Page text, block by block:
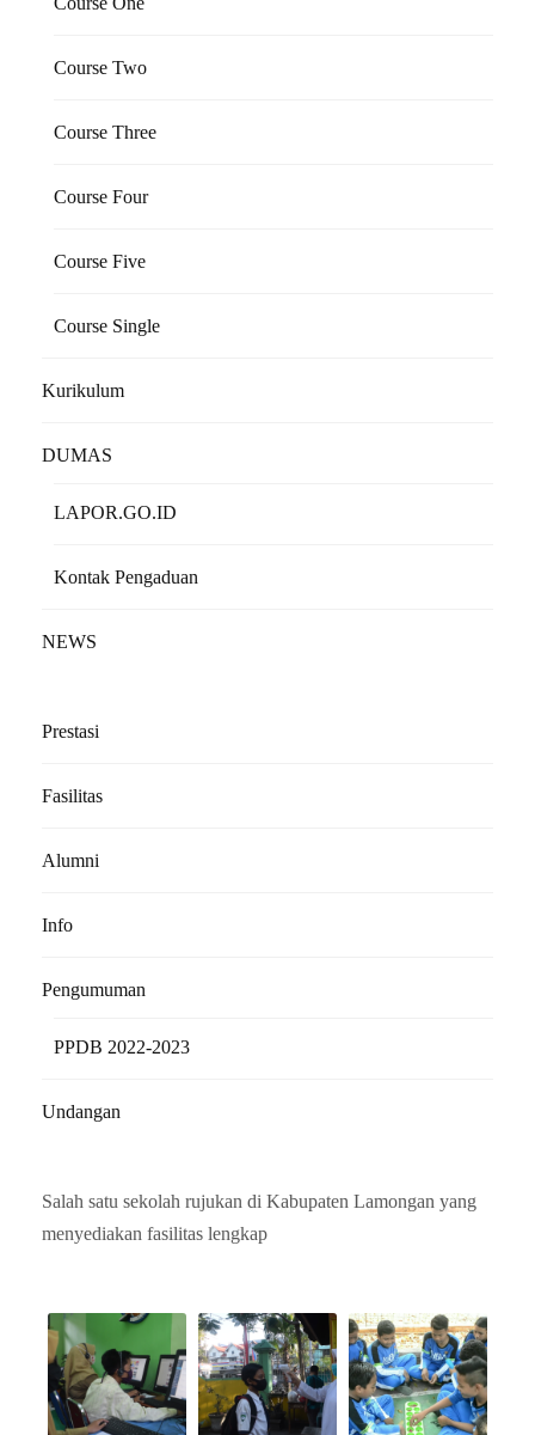
Course Two
Course Three
Course Four
Course Five
Course Single
Kurikulum
DUMAS
LAPOR.GO.ID
Kontak Pengaduan
NEWS
Prestasi
Fasilitas
Alumni
Info
Pengumuman
PPDB 2022-2023
Undangan
Salah satu sekolah rujukan di Kabupaten Lamongan yang
menyediakan fasilitas lengkap